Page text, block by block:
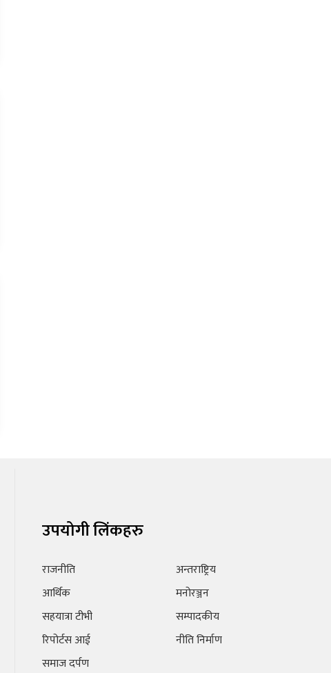
उपयोगी लिंकहरु
राजनीति
आर्थिक
सहयात्रा टीभी
रिपोर्टस आई
समाज दर्पण
अन्तराष्ट्रिय
मनोरञ्जन
सम्पादकीय
नीति निर्माण